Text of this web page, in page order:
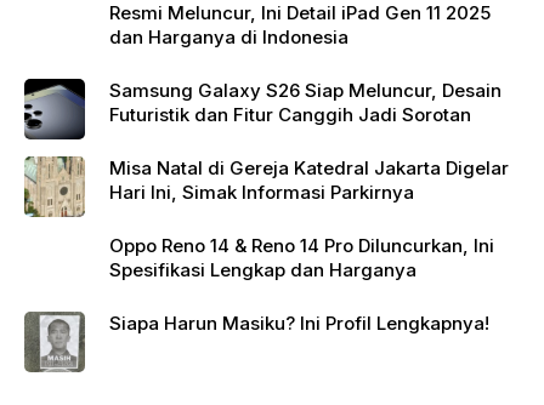
Resmi Meluncur, Ini Detail iPad Gen 11 2025
dan Harganya di Indonesia
Samsung Galaxy S26 Siap Meluncur, Desain
Futuristik dan Fitur Canggih Jadi Sorotan
Misa Natal di Gereja Katedral Jakarta Digelar
Hari Ini, Simak Informasi Parkirnya
Oppo Reno 14 & Reno 14 Pro Diluncurkan, Ini
Spesifikasi Lengkap dan Harganya
Siapa Harun Masiku? Ini Profil Lengkapnya!